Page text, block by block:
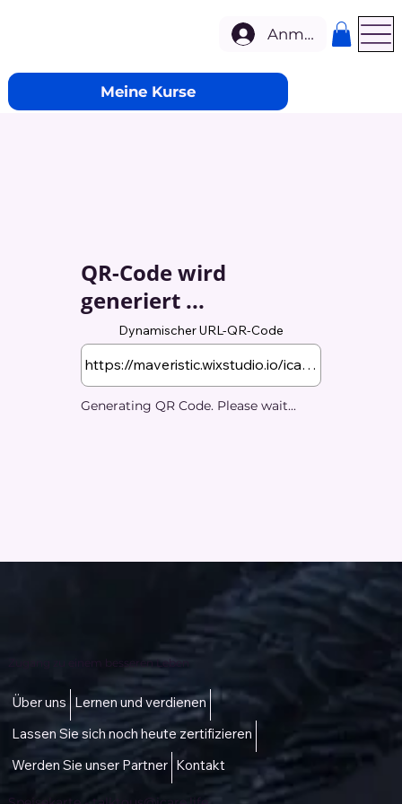
Meine Kurse
Anmelden
QR-Code wird
generiert ...
Dynamischer URL-QR-Code
Generating QR Code. Please wait...
Zugang zu einem besseren Leben
Über uns Lernen und verdienen
Lassen Sie sich noch heute zertifizieren
Werden Sie unser Partner Kontakt